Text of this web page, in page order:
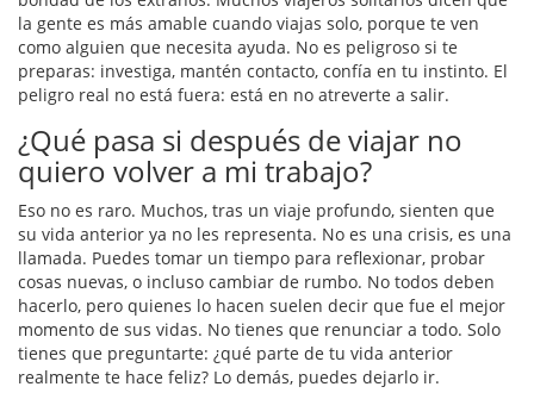
la gente es más amable cuando viajas solo, porque te ven
como alguien que necesita ayuda. No es peligroso si te
preparas: investiga, mantén contacto, confía en tu instinto. El
peligro real no está fuera: está en no atreverte a salir.
¿Qué pasa si después de viajar no
quiero volver a mi trabajo?
Eso no es raro. Muchos, tras un viaje profundo, sienten que
su vida anterior ya no les representa. No es una crisis, es una
llamada. Puedes tomar un tiempo para reflexionar, probar
cosas nuevas, o incluso cambiar de rumbo. No todos deben
hacerlo, pero quienes lo hacen suelen decir que fue el mejor
momento de sus vidas. No tienes que renunciar a todo. Solo
tienes que preguntarte: ¿qué parte de tu vida anterior
realmente te hace feliz? Lo demás, puedes dejarlo ir.